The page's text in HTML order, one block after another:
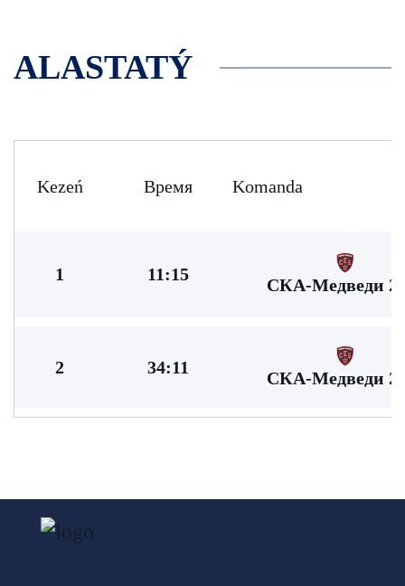
ALASTATÝ
Kezeń Время Komanda
1 11:15
СКА-Медведи
2 34:11
СКА-Медведи